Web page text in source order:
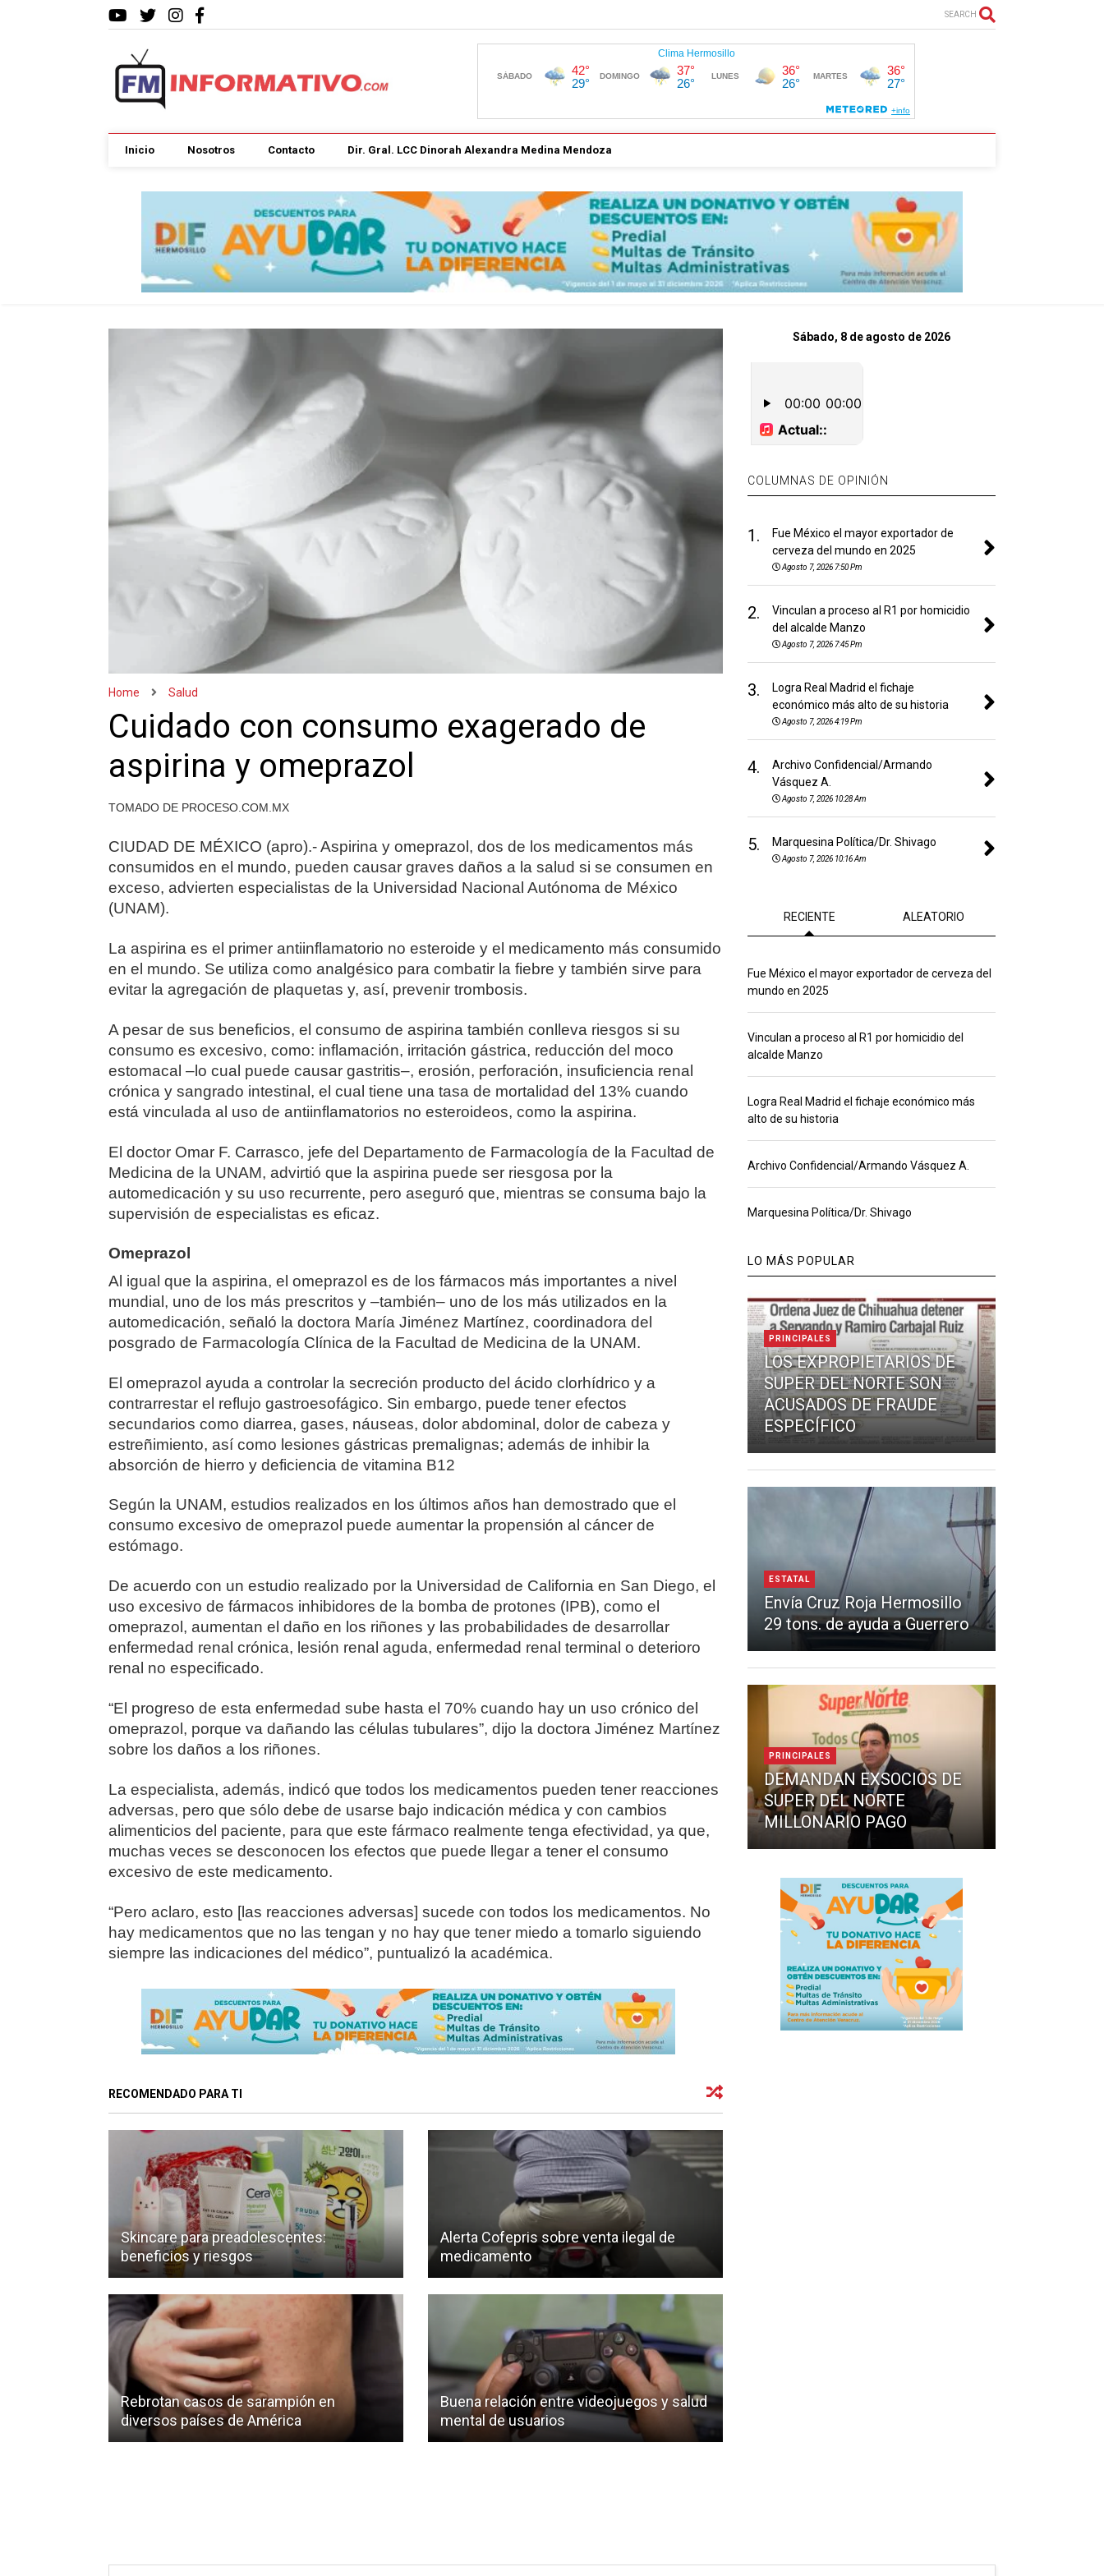
SEARCH
Inicio Nosotros Contacto Dir. Gral. LCC Dinorah Alexandra Medina Mendoza
Home Salud
Cuidado con consumo exagerado de
aspirina y omeprazol
TOMADO DE PROCESO.COM.MX
CIUDAD DE MÉXICO (apro).- Aspirina y omeprazol, dos de los medicamentos más
consumidos en el mundo, pueden causar graves daños a la salud si se consumen en
exceso, advierten especialistas de la Universidad Nacional Autónoma de México
(UNAM).
La aspirina es el primer antiinflamatorio no esteroide y el medicamento más consumido
en el mundo. Se utiliza como analgésico para combatir la fiebre y también sirve para
evitar la agregación de plaquetas y, así, prevenir trombosis.
A pesar de sus beneficios, el consumo de aspirina también conlleva riesgos si su
consumo es excesivo, como: inflamación, irritación gástrica, reducción del moco
estomacal –lo cual puede causar gastritis–, erosión, perforación, insuficiencia renal
crónica y sangrado intestinal, el cual tiene una tasa de mortalidad del 13% cuando
está vinculada al uso de antiinflamatorios no esteroideos, como la aspirina.
El doctor Omar F. Carrasco, jefe del Departamento de Farmacología de la Facultad de
Medicina de la UNAM, advirtió que la aspirina puede ser riesgosa por la
automedicación y su uso recurrente, pero aseguró que, mientras se consuma bajo la
supervisión de especialistas es eficaz.
Omeprazol
Al igual que la aspirina, el omeprazol es de los fármacos más importantes a nivel
mundial, uno de los más prescritos y –también– uno de los más utilizados en la
automedicación, señaló la doctora María Jiménez Martínez, coordinadora del
posgrado de Farmacología Clínica de la Facultad de Medicina de la UNAM.
El omeprazol ayuda a controlar la secreción producto del ácido clorhídrico y a
contrarrestar el reflujo gastroesofágico. Sin embargo, puede tener efectos
secundarios como diarrea, gases, náuseas, dolor abdominal, dolor de cabeza y
estreñimiento, así como lesiones gástricas premalignas; además de inhibir la
absorción de hierro y deficiencia de vitamina B12
Según la UNAM, estudios realizados en los últimos años han demostrado que el
consumo excesivo de omeprazol puede aumentar la propensión al cáncer de
estómago.
De acuerdo con un estudio realizado por la Universidad de California en San Diego, el
uso excesivo de fármacos inhibidores de la bomba de protones (IPB), como el
omeprazol, aumentan el daño en los riñones y las probabilidades de desarrollar
enfermedad renal crónica, lesión renal aguda, enfermedad renal terminal o deterioro
renal no especificado.
“El progreso de esta enfermedad sube hasta el 70% cuando hay un uso crónico del
omeprazol, porque va dañando las células tubulares”, dijo la doctora Jiménez Martínez
sobre los daños a los riñones.
La especialista, además, indicó que todos los medicamentos pueden tener reacciones
adversas, pero que sólo debe de usarse bajo indicación médica y con cambios
alimenticios del paciente, para que este fármaco realmente tenga efectividad, ya que,
muchas veces se desconocen los efectos que puede llegar a tener el consumo
excesivo de este medicamento.
“Pero aclaro, esto [las reacciones adversas] sucede con todos los medicamentos. No
hay medicamentos que no las tengan y no hay que tener miedo a tomarlo siguiendo
siempre las indicaciones del médico”, puntualizó la académica.
RECOMENDADO PARA TI
Skincare para preadolescentes:
beneficios y riesgos
Alerta Cofepris sobre venta ilegal de
medicamento
Rebrotan casos de sarampión en
diversos países de América
Buena relación entre videojuegos y salud
mental de usuarios
Sábado, 8 de agosto de 2026
COLUMNAS DE OPINIÓN
1.
Fue México el mayor exportador de
cerveza del mundo en 2025
Agosto 7, 2026 7:50 Pm
2.
Vinculan a proceso al R1 por homicidio
del alcalde Manzo
Agosto 7, 2026 7:45 Pm
3.
Logra Real Madrid el fichaje
económico más alto de su historia
Agosto 7, 2026 4:19 Pm
4.
Archivo Confidencial/Armando
Vásquez A.
Agosto 7, 2026 10:28 Am
5. Marquesina Política/Dr. Shivago
Agosto 7, 2026 10:16 Am
RECIENTE ALEATORIO
Fue México el mayor exportador de cerveza del
mundo en 2025
Vinculan a proceso al R1 por homicidio del
alcalde Manzo
Logra Real Madrid el fichaje económico más
alto de su historia
Archivo Confidencial/Armando Vásquez A.
Marquesina Política/Dr. Shivago
LO MÁS POPULAR
PRINCIPALES
LOS EXPROPIETARIOS DE
SUPER DEL NORTE SON
ACUSADOS DE FRAUDE
ESPECÍFICO
ESTATAL
Envía Cruz Roja Hermosillo
29 tons. de ayuda a Guerrero
PRINCIPALES
DEMANDAN EXSOCIOS DE
SUPER DEL NORTE
MILLONARIO PAGO